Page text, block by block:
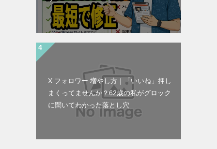
X フォロワー 増やし方｜「いいね」押し
まくってませんか？62歳の私がグロック
に聞いてわかった落とし穴